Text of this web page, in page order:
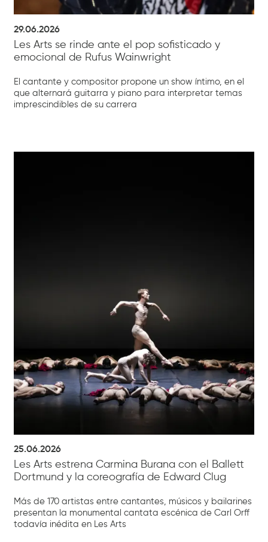
29.06.2026
Les Arts se rinde ante el pop sofisticado y
emocional de Rufus Wainwright
El cantante y compositor propone un show íntimo, en el
que alternará guitarra y piano para interpretar temas
imprescindibles de su carrera
25.06.2026
Les Arts estrena Carmina Burana con el Ballett
Dortmund y la coreografía de Edward Clug
Más de 170 artistas entre cantantes, músicos y bailarines
presentan la monumental cantata escénica de Carl Orff
todavía inédita en Les Arts